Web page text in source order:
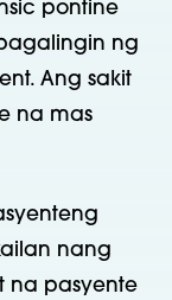
pontine
ng
Ang sakit
na mas
nang
na pasyente